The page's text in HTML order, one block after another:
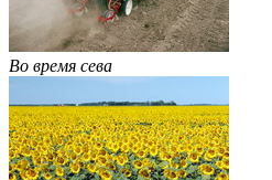
Во время сева